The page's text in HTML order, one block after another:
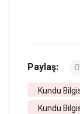
Paylaş:
Kundu
Kundu